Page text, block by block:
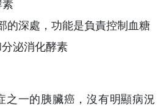
的深處，功能是負責控制血糖
泌消化酵素
之一的胰臟癌，沒有明顯病況